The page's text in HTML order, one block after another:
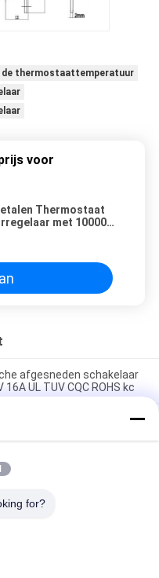
de thermostaattemperatuur
voor
Thermostaat
met 100000
afgesneden schakelaar
UL TUV CQC ROHS kc
Onverwachte Actie,
H31 250V 10
for?